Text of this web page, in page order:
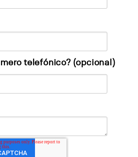
telefónico? (opcional)